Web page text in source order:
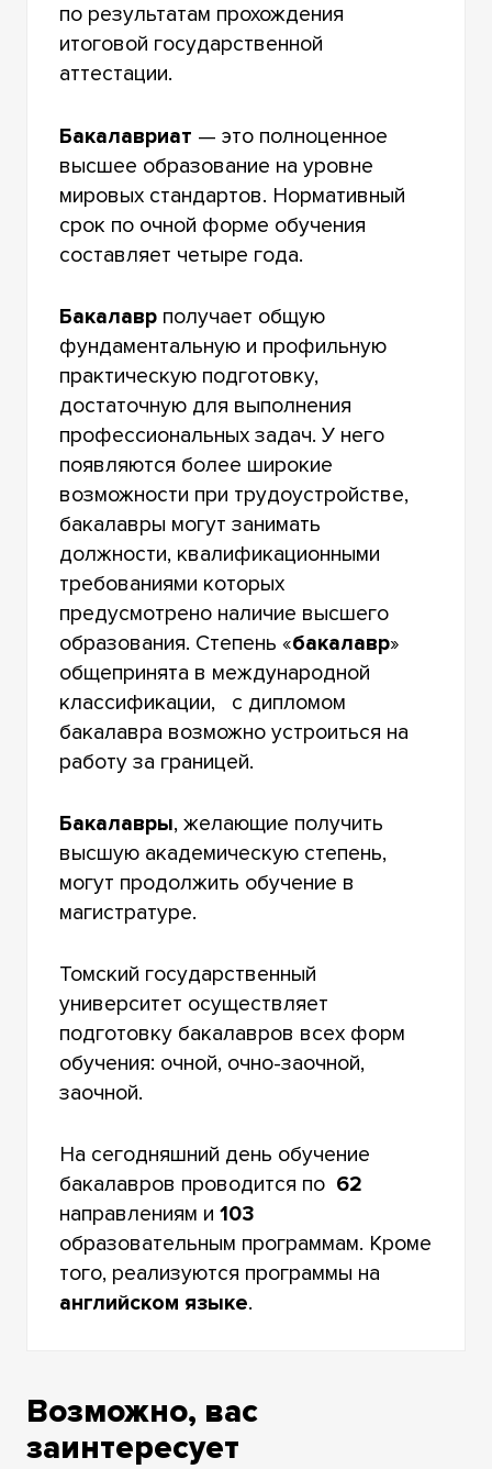
по результатам прохождения
итоговой государственной
аттестации.
Бакалавриат — это полноценное
высшее образование на уровне
мировых стандартов. Нормативный
срок по очной форме обучения
составляет четыре года.
Бакалавр получает общую
фундаментальную и профильную
практическую подготовку,
достаточную для выполнения
профессиональных задач. У него
появляются более широкие
возможности при трудоустройстве,
бакалавры могут занимать
должности, квалификационными
требованиями которых
предусмотрено наличие высшего
образования. Степень «бакалавр»
общепринята в международной
классификации, с дипломом
бакалавра возможно устроиться на
работу за границей.
Бакалавры, желающие получить
высшую академическую степень,
могут продолжить обучение в
магистратуре.
Томский государственный
университет осуществляет
подготовку бакалавров всех форм
обучения: очной, очно-заочной,
заочной.
На сегодняшний день обучение
бакалавров проводится по 62
направлениям и103
образовательным программам. Кроме
того, реализуются программы на
английском языке.
Возможно, вас
заинтересует